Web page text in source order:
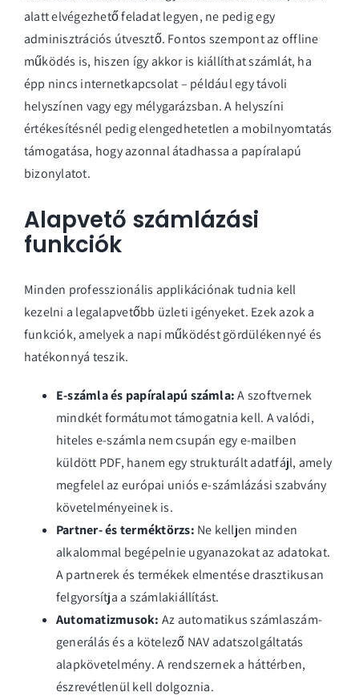
alatt elvégezhető feladat legyen, ne pedig egy
adminisztrációs útvesztő. Fontos szempont az offline
működés is, hiszen így akkor is kiállíthat számlát, ha
épp nincs internetkapcsolat – például egy távoli
helyszínen vagy egy mélygarázsban. A helyszíni
értékesítésnél pedig elengedhetetlen a mobilnyomtatás
támogatása, hogy azonnal átadhassa a papíralapú
bizonylatot.
Alapvető számlázási
funkciók
Minden professzionális applikációnak tudnia kell
kezelni a legalapvetőbb üzleti igényeket. Ezek azok a
funkciók, amelyek a napi működést gördülékennyé és
hatékonnyá teszik.
E-számla és papíralapú számla:A szoftvernek
mindkét formátumot támogatnia kell. A valódi,
hiteles e-számla nem csupán egy e-mailben
küldött PDF, hanem egy strukturált adatfájl, amely
megfelel azeurópai uniós e-számlázási szabvány
követelményeinek is.
Partner- és terméktörzs: Ne kelljen minden
alkalommal begépelnie ugyanazokat az adatokat.
A partnerek és termékek elmentése drasztikusan
felgyorsítja a számlakiállítást.
Automatizmusok: Az automatikus számlaszám-
generálás és a kötelező NAV adatszolgáltatás
alapkövetelmény. A rendszernek a háttérben,
észrevétlenül kell dolgoznia.